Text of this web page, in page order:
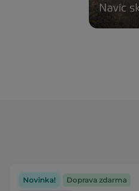
Novinka!
Doprava zdarma